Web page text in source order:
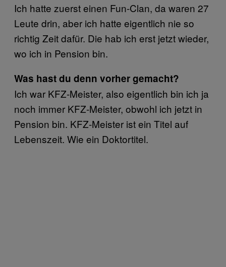
Ich hatte zuerst einen Fun-Clan, da waren 27
Leute drin, aber ich hatte eigentlich nie so
richtig Zeit dafür. Die hab ich erst jetzt wieder,
wo ich in Pension bin.
Was hast du denn vorher gemacht?
Ich war KFZ-Meister, also eigentlich bin ich ja
noch immer KFZ-Meister, obwohl ich jetzt in
Pension bin. KFZ-Meister ist ein Titel auf
Lebenszeit. Wie ein Doktortitel.